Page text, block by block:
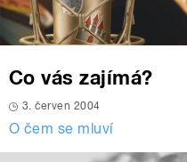
Co vás zajímá?
3. červen 2004
O čem se mluví